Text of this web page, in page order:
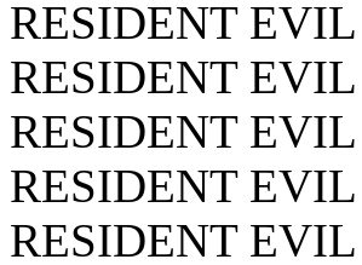
RESIDENT
RESIDENT
RESIDENT
RESIDENT
RESIDENT EVIL